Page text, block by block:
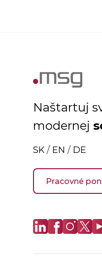
Naštartuj
modernej
SK / EN / DE
Pracovné